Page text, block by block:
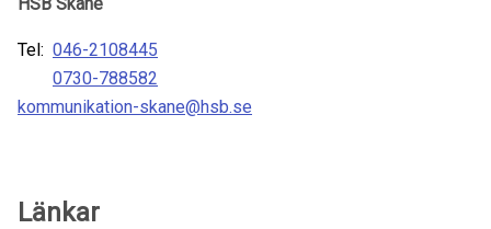
Tel: 046-2108445
0730-788582
kommunikation-skane@hsb.se
Länkar